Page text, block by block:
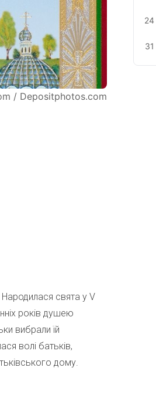
Народилася свята у V
років душею
вибрали їй
волі батьків,
дому.
24
31